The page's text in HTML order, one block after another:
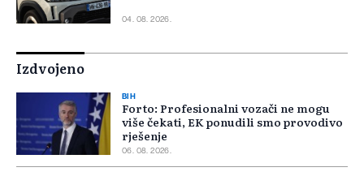
04. 08. 2026.
Izdvojeno
BIH
Forto: Profesionalni vozači ne mogu
više čekati, EK ponudili smo provodivo
rješenje
06. 08. 2026.